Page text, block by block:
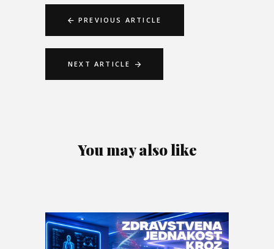
PREVIOUS ARTICLE
NEXT ARTICLE
You may also like